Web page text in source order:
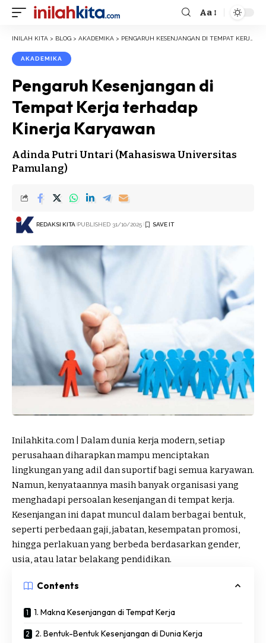
Font
Aa
INILAH KITA > BLOG > AKADEMIKA > PENGARUH KESENJANGAN DI TEMPAT KERJA TERHADAP KINERJA KARYAWAN
AKADEMIKA
Pengaruh Kesenjangan di
Tempat Kerja terhadap
Kinerja Karyawan
Adinda Putri Untari (Mahasiswa Universitas
Pamulang)
REDAKSI KITA PUBLISHED 31/10/2025
Inilahkita.com | Dalam dunia kerja modern, setiap
perusahaan diharapkan mampu menciptakan
lingkungan yang adil dan suportif bagi semua karyawan.
Namun, kenyataannya masih banyak organisasi yang
menghadapi persoalan kesenjangan di tempat kerja.
Kesenjangan ini dapat muncul dalam berbagai bentuk,
seperti perbedaan gaji, jabatan, kesempatan promosi,
hingga perlakuan yang berbeda berdasarkan gender,
usia, atau latar belakang pendidikan.
Contents
1. Makna Kesenjangan di Tempat Kerja
2. Bentuk-Bentuk Kesenjangan di Dunia Kerja